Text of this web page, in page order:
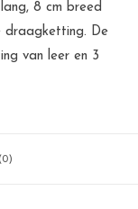
8 cm breed
draagketting. De
van leer en 3
(0)